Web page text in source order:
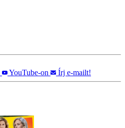
YouTube-on Írj e-mailt!